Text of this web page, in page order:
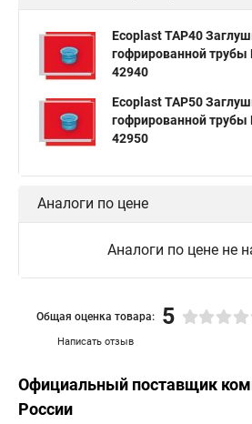
Ecoplast TAP40
гофрированной трубы
42940
Ecoplast TAP50
гофрированной трубы
42950
Аналоги по цене
Аналоги по цене не
Написать отзыв
Общая оценка товара: 5
Официальный поставщик
России